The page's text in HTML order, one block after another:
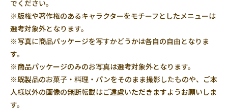
でください。
※版権や著作権のあるキャラクターをモチーフとしたメニューは
選考対象外となります。
※写真に商品パッケージを写すかどうかは各自の自由となりま
す。
※商品パッケージのみのお写真は選考対象外となります。
※既製品のお菓子・料理・パンをそのまま撮影したものや、ご本
人様以外の画像の無断転載はご遠慮いただきますようお願いしま
す。